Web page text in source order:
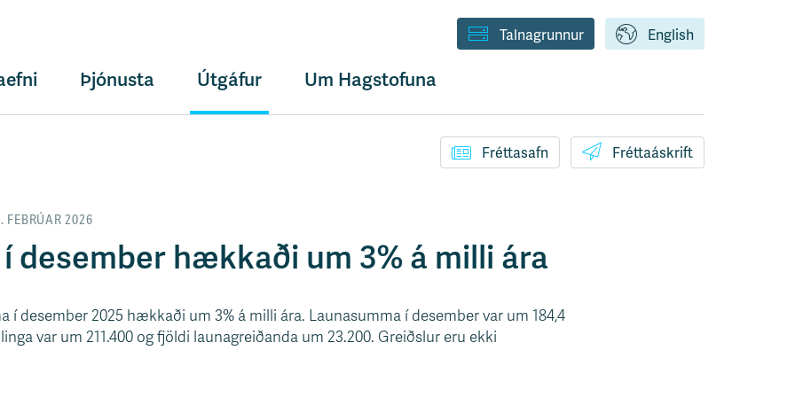
English
Talnagrunnur
Þjónusta Útgáfur Um Hagstofuna
Fréttasafn Fréttaáskrift
FEBRÚAR 2026
desember hækkaði um 3% á milli ára
í desember 2025 hækkaði um 3% á milli ára. Launasumma í desember var um 184,4
var um 211.400 og fjöldi launagreiðanda um 23.200. Greiðslur eru ekki